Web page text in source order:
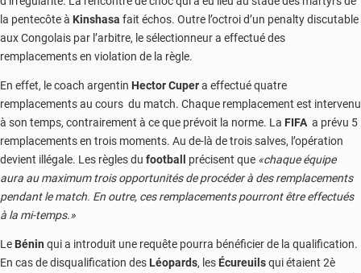
la pentecôte à Kinshasa fait échos. Outre l’octroi d’un penalty discutable
aux Congolais par l’arbitre, le sélectionneur a effectué des
remplacements en violation de la règle.
En effet, le coach argentin Hector Cupera effectué quatre
remplacements au cours du match. Chaque remplacement est intervenu
à son temps, contrairement à ce que prévoit la norme. La FIFA a prévu 5
remplacements en trois moments. Au de-là de trois salves, l’opération
devient illégale. Les règles du football précisent que «chaque équipe
aura au maximum trois opportunités de procéder à des remplacements
pendant le match. En outre, ces remplacements pourront être effectués
à la mi-temps.»
Le Bénin qui a introduit une requête pourra bénéficier de la qualification.
En cas de disqualification des Léopards, les Écureuilsqui étaient 2è